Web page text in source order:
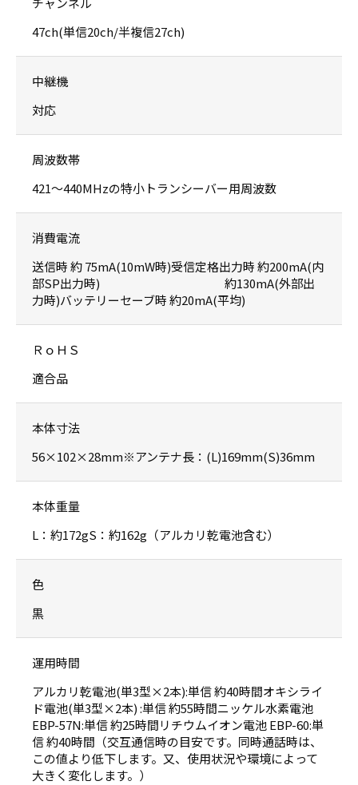
47ch(単信20ch/半複信27ch)
中継機
対応
周波数帯
421〜440MHzの特小トランシーバー用周波数
消費電流
送信時 約 75mA(10mW時)受信定格出力時 約200mA(内
部SP出力時) 約130mA(外部出
力時)バッテリーセーブ時 約20mA(平均)
ＲｏＨＳ
適合品
本体寸法
56×102×28mm※アンテナ長：(L)169mm(S)36mm
本体重量
L：約172gS：約162g（アルカリ乾電池含む）
色
黒
運用時間
アルカリ乾電池(単3型×2本):単信 約40時間オキシライ
ド電池(単3型×2本) :単信 約55時間ニッケル水素電池
EBP-57N:単信 約25時間リチウムイオン電池 EBP-60:単
信 約40時間（交互通信時の目安です。同時通話時は、
この値より低下します。又、使用状況や環境によって
大きく変化します。）